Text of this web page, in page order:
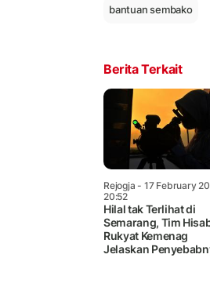
bantuan sembako
Berita Terkait
Rejogja - 17 February
20:52
Hilal tak Terlihat di
Semarang, Tim
Rukyat Kemenag
Jelaskan